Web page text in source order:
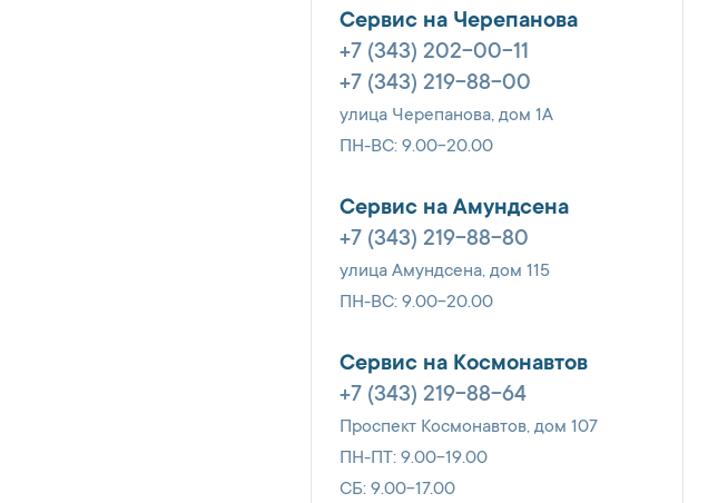
Сервис на Черепанова
+7 (343) 202-00-11
+7 (343) 219-88-00
улица Черепанова, дом 1А
ПН-ВС: 9.00-20.00
Сервис на Амундсена
+7 (343) 219-88-80
улица Амундсена, дом 115
ПН-ВС: 9.00-20.00
Сервис на Космонавтов
+7 (343) 219-88-64
Проспект Космонавтов, дом 107
ПН-ПТ: 9.00-19.00
СБ: 9.00-17.00